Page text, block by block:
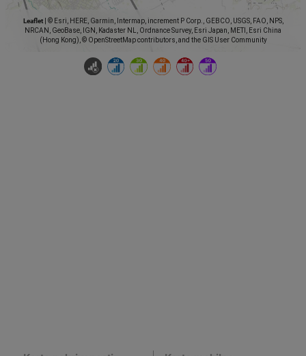
Leaflet
© Esri, HERE, Garmin, Intermap, increment P Corp., GEBCO, USGS, FAO, NPS,
NRCAN, GeoBase, IGN, Kadaster NL, Ordnance Survey, Esri Japan, METI, Esri China
(Hong Kong), © OpenStreetMap contributors, and the GIS User Community